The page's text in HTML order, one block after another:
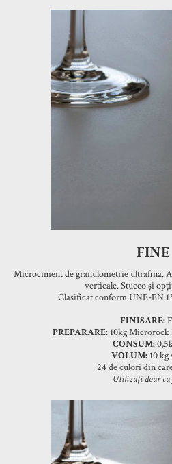
FINE
Microciment de granulometrie ultrafina.
verticale. Stucco și
Clasificat conform UNE-EN
FINISARE:
PREPARARE:10kg Microröck
CONSUM:
VOLUM: 10 kg
24 de culori din
Utilizați doar